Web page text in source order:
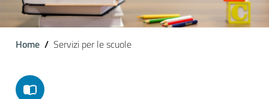
Home Servizi per le scuole